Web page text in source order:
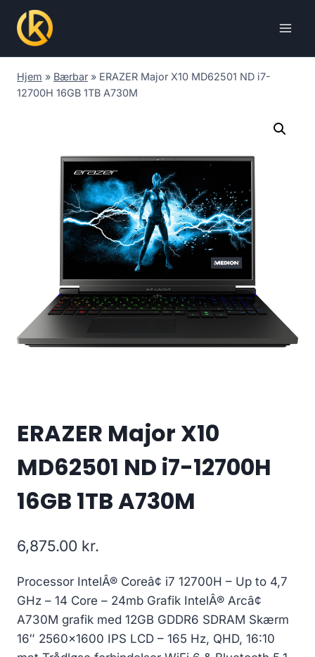
content
Hjem » Bærbar » ERAZER Major X10 MD62501 ND i7-
12700H 16GB 1TB A730M
ERAZER Major X10
MD62501 ND i7-12700H
16GB 1TB A730M
6,875.00 kr.
Processor IntelÂ® Coreâ¢ i7 12700H – Up to 4,7
GHz – 14 Core – 24mb Grafik IntelÂ® Arcâ¢
A730M grafik med 12GB GDDR6 SDRAM Skærm
16″ 2560×1600 IPS LCD – 165 Hz, QHD, 16:10